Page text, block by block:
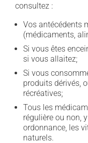
consultez :
Vos antécédents
(médicaments,
Si vous êtes
si vous allaitez;
Si vous
produits dérivés,
récréatives;
Tous les
régulière ou non,
ordonnance, les
naturels.